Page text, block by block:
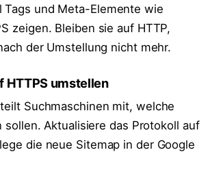
Tags und Meta-Elemente wie
zeigen. Bleiben sie auf HTTP,
der Umstellung nicht mehr.
HTTPS umstellen
Suchmaschinen mit, welche
sollen. Aktualisiere das Protokoll auf
die neue Sitemap in der Google